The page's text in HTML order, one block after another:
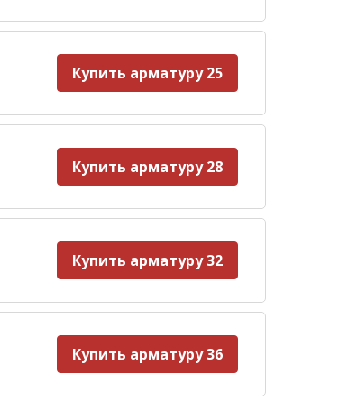
Купить арматуру 25
Купить арматуру 28
Купить арматуру 32
Купить арматуру 36